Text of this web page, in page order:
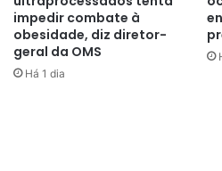
explicou o médico
Jamal Suleiman.
impedir combate à
obesidade, diz diretor-
geral da OMS
Há 1 dia